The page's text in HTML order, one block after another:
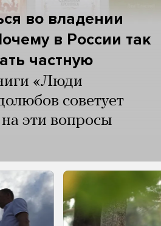
во владении
в России так
частную
«Люди
советует
эти вопросы